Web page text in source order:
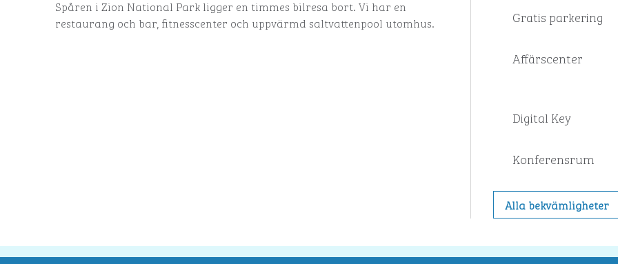
Spåren i Zion National Park ligger en timmes bilresa bort. Vi har en
restaurang och bar, fitnesscenter och uppvärmd saltvattenpool utomhus.
Gratis parkering
Affärscenter
Digital Key
Konferensrum
Alla bekvämligheter